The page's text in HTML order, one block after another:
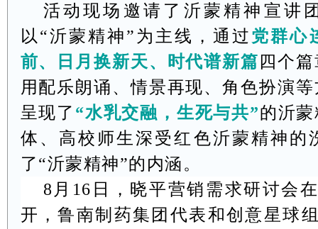
活动现场邀请了沂蒙精神宣讲
以“沂蒙精神”为主线，通过党群心
前、日月换新天、时代谱新篇 四个
用配乐朗诵、情景再现、角色扮演
呈现了 “水乳交融，生死与共”的沂
体、高校师生深受红色沂蒙精神的
了“沂蒙精神”的内涵。
8 月 16 日，晓平营销需求研讨会
开，鲁南制药集团代表和创意星球